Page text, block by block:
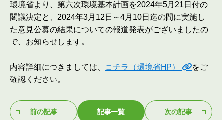
環境省より、第六次環境基本計画を2024年5月21日付の
閣議決定と、2024年3月12日～4月10日迄の間に実施し
た意見公募の結果についての報道発表がございましたの
で、お知らせします。
内容詳細につきましては、 コチラ（環境省HP）
をご
確認ください。
前の記事 記事一覧 次の記事